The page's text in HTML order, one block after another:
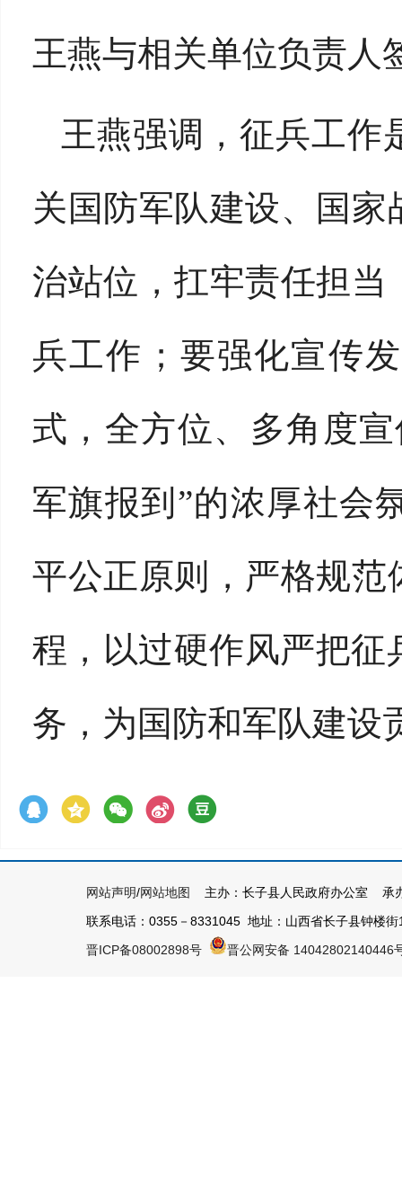
王燕与相关单位负责人
王燕强调，征兵工作
关国防军队建设、国
治站位，扛牢责任担
兵工作；要强化宣传
式，全方位、多角度
军旗报到”的浓厚社会
平公正原则，严格规
程，以过硬作风严把征
务，为国防和军队建设
网站声明/网站地图
主办：长子县人民政府办公室 承
联系电话：0355－8331045 地址：山西省长子县钟楼
晋ICP备08002898号
晋公网安备 14042802140446